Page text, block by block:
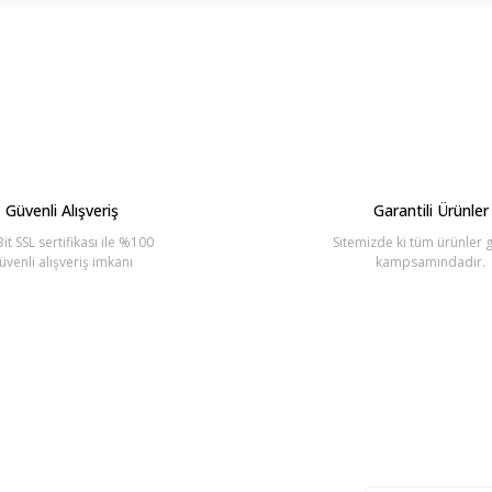
Güvenli Alışveriş
SSL sertifikası ile %100
alışveriş imkanı
Garantili Ürünler
Sitemizde ki tüm ürünler
kampsamındadır.